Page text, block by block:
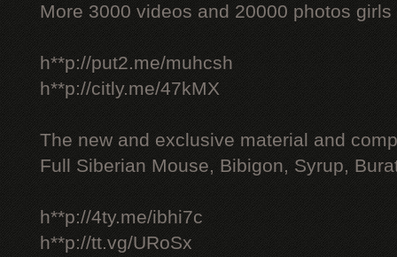
More 3000 videos and 20000 photos
h**p://put2.me/muhcsh
h**p://citly.me/47kMX
The new and exclusive material and
Full Siberian Mouse, Bibigon, Syrup,
h**p://4ty.me/ibhi7c
h**p://tt.vg/URoSx